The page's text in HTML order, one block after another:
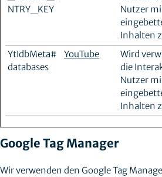
NTRY_KEY
Nutzer
Inhalten
YtIdbMeta#
databases
YouTube
Wird
die
Nutzer
Inhalten
Google Tag Manager
Wir verwenden den Google Tag